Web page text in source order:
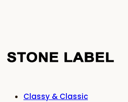
Classy & Classic